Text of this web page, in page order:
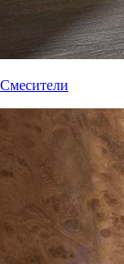
Смесители